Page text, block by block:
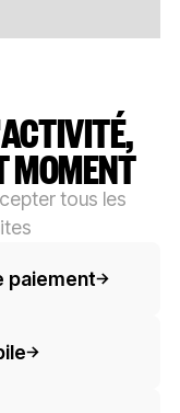
MOMENT
tous les
paiement